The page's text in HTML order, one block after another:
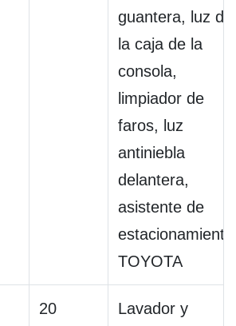
guantera, luz de
la caja de la
consola,
limpiador de
faros, luz
antiniebla
delantera,
asistente de
estacionamiento
TOYOTA
20
Lavador y